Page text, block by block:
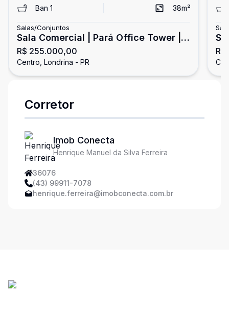
Ban 1 38m²
Salas/Conjuntos
Sala Comercial | Pará Office Tower |
Centro
R$ 255.000,00
Centro, Londrina - PR
Corretor
Imob Conecta
Henrique Manuel da Silva Ferreira
36076
(43) 99911-7078
henrique.ferreira@imobconecta.com.br